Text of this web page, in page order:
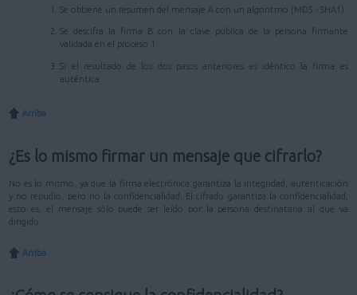
Se obtiene un resumen del mensaje A con un algoritmo (MD5 - SHA1).
Se descifra la firma B con la clave pública de la persona firmante
validada en el proceso 1.
Si el resultado de los dos pasos anteriores es idéntico la firma es
auténtica.
Arriba
¿Es lo mismo firmar un mensaje que cifrarlo?
No es lo mismo, ya que la firma electrónica garantiza la integridad, autenticación
y no repudio, pero no la confidencialidad. El cifrado garantiza la confidencialidad,
esto es, el mensaje sólo puede ser leído por la persona destinataria al que va
dirigido.
Arriba